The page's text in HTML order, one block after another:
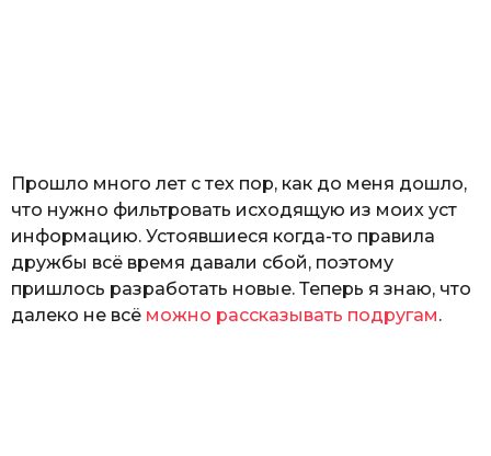
Прошло много лет с тех пор, как до меня дошло,
что нужно фильтровать исходящую из моих уст
информацию. Устоявшиеся когда-то правила
дружбы всё время давали сбой, поэтому
пришлось разработать новые. Теперь я знаю, что
далеко не всё можно рассказывать подругам.